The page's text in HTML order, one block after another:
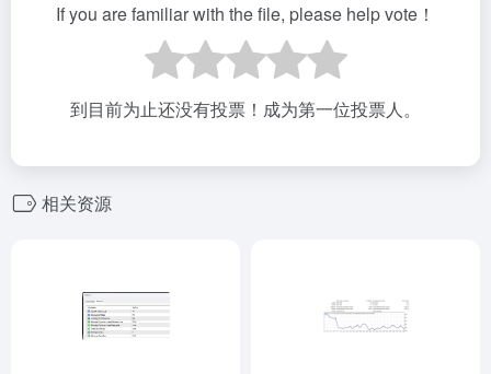
If you are familiar with the file, please help vote！
到目前为止还没有投票！成为第一位投票人。
相关资源